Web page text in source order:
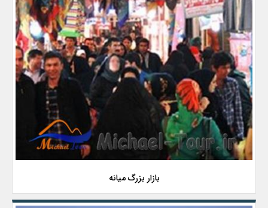
بازار بزرگ میانه